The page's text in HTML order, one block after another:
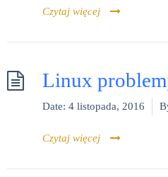
Czytaj więcej
Linux
Date: 4 listopada, 2016
Czytaj więcej